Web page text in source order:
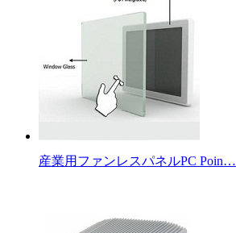
産業用ファンレスパネルPC Poin…